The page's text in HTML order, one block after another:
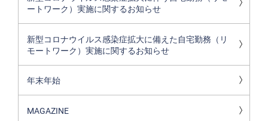
ートワーク）実施に関するお知らせ
新型コロナウイルス感染症拡大に備えた自宅勤務（リ
モートワーク）実施に関するお知らせ
年末年始
MAGAZINE